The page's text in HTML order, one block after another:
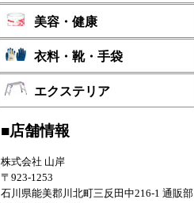
美容・健康
衣料・靴・手袋
エクステリア
■店舗情報
株式会社 山岸
〒923-1253
石川県能美郡川北町三反田中216-1 通販部